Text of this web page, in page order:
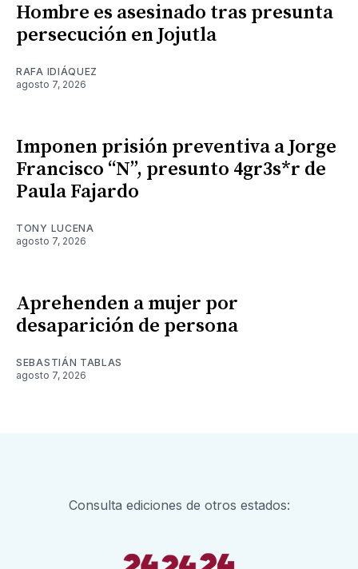
Hombre es asesinado tras presunta
persecución en Jojutla
RAFA IDIÁQUEZ
agosto 7, 2026
Imponen prisión preventiva a Jorge
Francisco “N”, presunto 4gr3s*r de
Paula Fajardo
TONY LUCENA
agosto 7, 2026
Aprehenden a mujer por
desaparición de persona
SEBASTIÁN TABLAS
agosto 7, 2026
Consulta ediciones de otros estados: